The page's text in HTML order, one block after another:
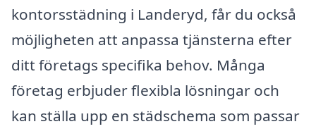
kontorsstädning i Landeryd, får du också
möjligheten att anpassa tjänsterna efter
ditt företags specifika behov. Många
företag erbjuder flexibla lösningar och
kan ställa upp en städschema som passar